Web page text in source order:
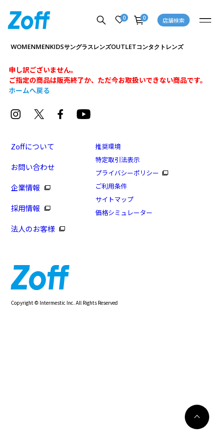
0 0 店舗検索
WOMENMENKIDSサングラスレンズOUTLETコンタクトレンズ
申し訳ございません。
ご指定の商品は販売終了か、ただ今お取扱いできない商品です。
ホームへ戻る
Zoffについて
お問い合わせ
企業情報
採用情報
法人のお客様
推奨環境
特定取引法表示
プライバシーポリシー
ご利用条件
サイトマップ
価格シミュレーター
Copyright © Intermestic Inc. All Rights Reserved